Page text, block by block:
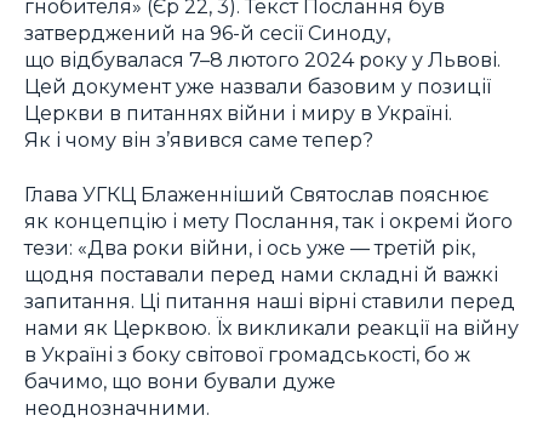
гнобителя» (Єр 22, 3). Текст Послання був
затверджений на 96-й сесії Синоду,
що відбувалася 7–8 лютого 2024 року у Львові.
Цей документ уже назвали базовим у позиції
Церкви в питаннях війни і миру в Україні.
Як і чому він з’явився саме тепер?
Глава УГКЦ Блаженніший Святослав пояснює
як концепцію і мету Послання, так і окремі його
тези: «Два роки війни, і ось уже — третій рік,
щодня поставали перед нами складні й важкі
запитання. Ці питання наші вірні ставили перед
нами як Церквою. Їх викликали реакції на війну
в Україні з боку світової громадськості, бо ж
бачимо, що вони бували дуже
неоднозначними.